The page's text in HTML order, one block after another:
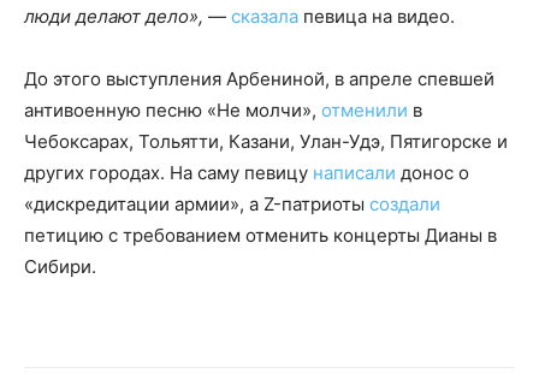
люди делают дело», — сказала певица на видео.
До этого выступления Арбениной, в апреле спевшей
антивоенную песню «Не молчи», отменили в
Чебоксарах, Тольятти, Казани, Улан-Удэ, Пятигорске и
других городах. На саму певицу написали донос о
«дискредитации армии», а Z-патриоты создали
петицию с требованием отменить концерты Дианы в
Сибири.